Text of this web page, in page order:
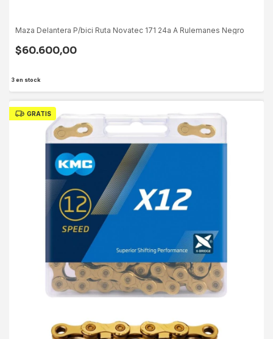
Maza Delantera P/bici Ruta Novatec 171 24a A Rulemanes Negro
$60.600,00
3en stock
GRATIS